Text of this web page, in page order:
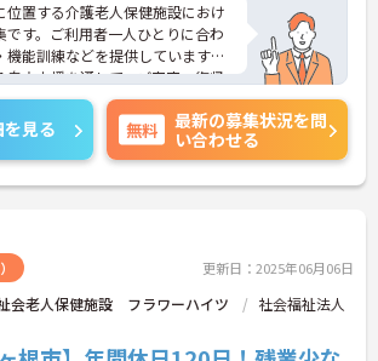
位置する介護老人保健施設におけ
です。ご利用者一人ひとりに合わ
機能訓練などを提供しています。
自立支援を通して、ご家庭へ復帰
目的としています。
る方はこれまでの経験を活かしな
ます。
は、面接対策ポイントなど、さら
たしますのでお気軽にご相談くだ
を見る 無料
最新の募集状況を問
い合わせる
更新日：2025年06月06日
会老人保健施設 フラワーハイツ
社会福祉法人